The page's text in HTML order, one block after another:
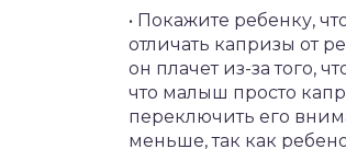
• Покажите ребенку,
отличать капризы от
он плачет из-за того,
что малыш просто
переключить его
меньше, так как